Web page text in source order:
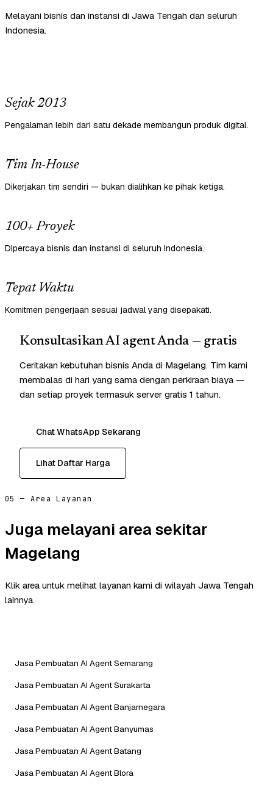
Melayani bisnis dan instansi di Jawa Tengah dan seluruh
Indonesia.
Sejak 2013
Pengalaman lebih dari satu dekade membangun produk digital.
Tim In-House
Dikerjakan tim sendiri — bukan dialihkan ke pihak ketiga.
100+ Proyek
Dipercaya bisnis dan instansi di seluruh Indonesia.
Tepat Waktu
Komitmen pengerjaan sesuai jadwal yang disepakati.
Konsultasikan AI agent Anda — gratis
Ceritakan kebutuhan bisnis Anda di Magelang. Tim kami
membalas di hari yang sama dengan perkiraan biaya —
dan setiap proyek termasuk server gratis 1 tahun.
Chat WhatsApp Sekarang
Lihat Daftar Harga
05 — Area Layanan
Juga melayani area sekitar
Magelang
Klik area untuk melihat layanan kami di wilayah Jawa Tengah
lainnya.
Jasa Pembuatan AI Agent Semarang
Jasa Pembuatan AI Agent Surakarta
Jasa Pembuatan AI Agent Banjarnegara
Jasa Pembuatan AI Agent Banyumas
Jasa Pembuatan AI Agent Batang
Jasa Pembuatan AI Agent Blora